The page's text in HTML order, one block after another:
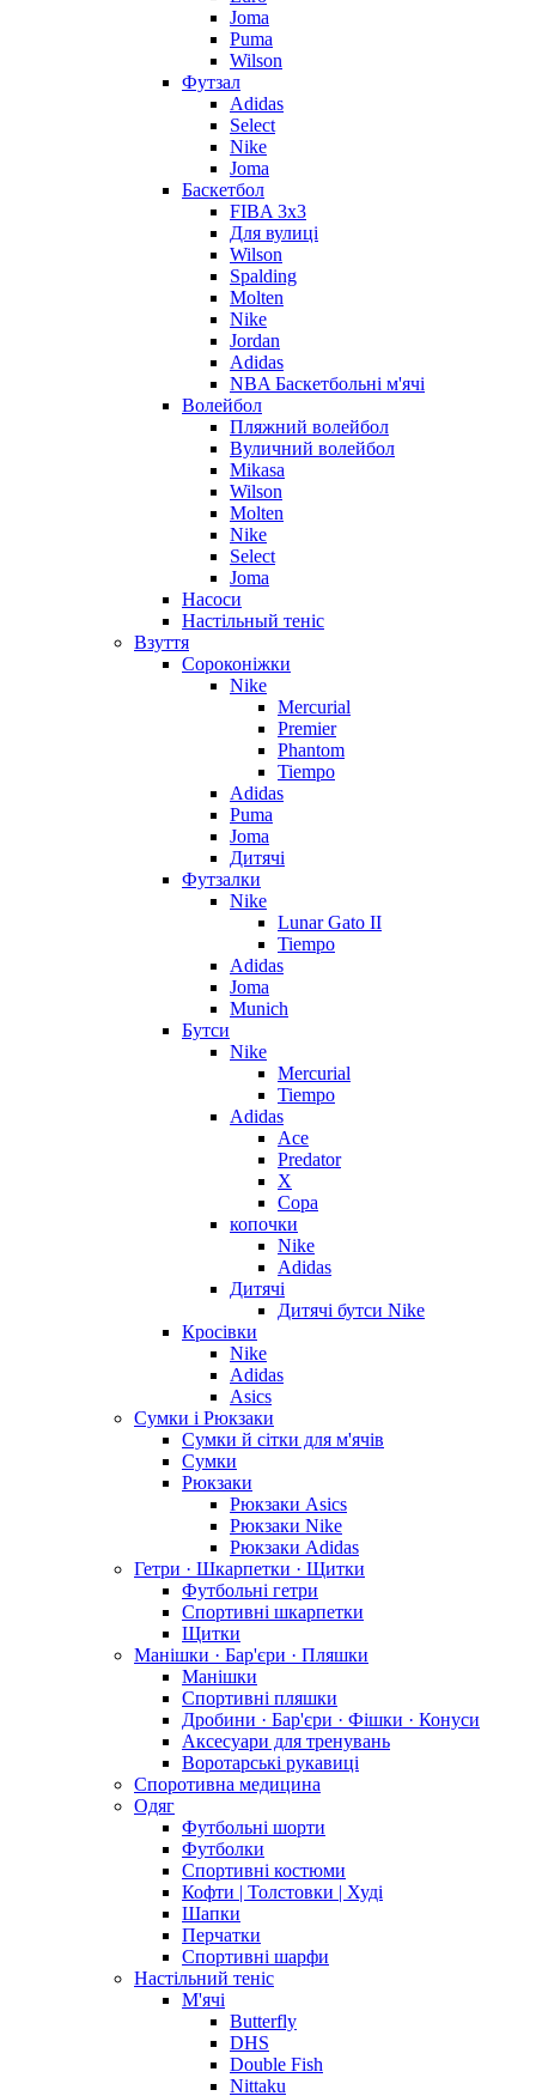
Joma
Puma
Wilson
Футзал
Adidas
Select
Nike
Joma
Баскетбол
FIBA 3x3
Для вулиці
Wilson
Spalding
Molten
Nike
Jordan
Adidas
NBA Баскетбольні м'ячі
Волейбол
Пляжний волейбол
Вуличний волейбол
Mikasa
Wilson
Molten
Nike
Select
Joma
Насоси
Настільный теніс
Взуття
Сороконіжки
Nike
Mercurial
Premier
Phantom
Tiempo
Adidas
Puma
Joma
Дитячі
Футзалки
Nike
Lunar Gato II
Tiempo
Adidas
Joma
Munich
Бутси
Nike
Mercurial
Tiempo
Adidas
Ace
Predator
X
Copa
копочки
Nike
Adidas
Дитячі
Дитячі бутси Nike
Кросівки
Nike
Adidas
Asics
Сумки і Рюкзаки
Сумки й сітки для м'ячів
Сумки
Рюкзаки
Рюкзаки Asics
Рюкзаки Nike
Рюкзаки Adidas
Гетри · Шкарпетки · Щитки
Футбольні гетри
Спортивні шкарпетки
Щитки
Манішки · Бар'єри · Пляшки
Манішки
Спортивні пляшки
Дробини · Бар'єри · Фішки · Конуси
Аксесуари для тренувань
Воротарські рукавиці
Споротивна медицина
Одяг
Футбольні шорти
Футболки
Спортивні костюми
Кофти | Толстовки | Худі
Шапки
Перчатки
Спортивні шарфи
Настільний теніс
М'ячі
Butterfly
DHS
Double Fish
Nittaku